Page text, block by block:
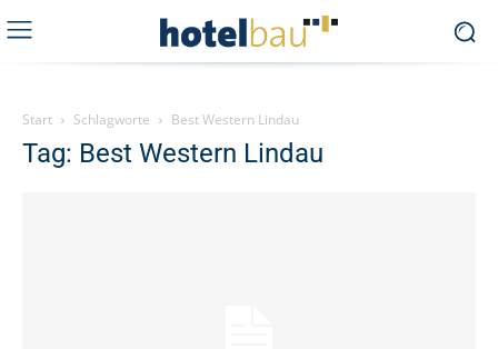
Start Schlagworte Best Western Lindau
Tag: Best Western Lindau